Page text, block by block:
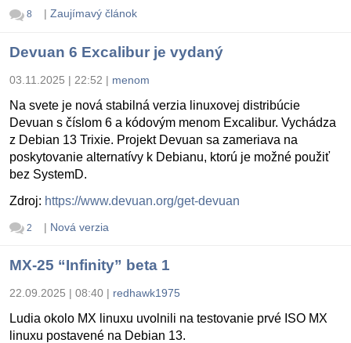
8 | Zaujímavý článok
Devuan 6 Excalibur je vydaný
03.11.2025 | 22:52 | menom
Na svete je nová stabilná verzia linuxovej distribúcie
Devuan s číslom 6 a kódovým menom Excalibur. Vychádza
z Debian 13 Trixie. Projekt Devuan sa zameriava na
poskytovanie alternatívy k Debianu, ktorú je možné použiť
bez SystemD.
Zdroj: https://www.devuan.org/get-devuan
2 | Nová verzia
MX-25 “Infinity” beta 1
22.09.2025 | 08:40 | redhawk1975
Ludia okolo MX linuxu uvolnili na testovanie prvé ISO MX
linuxu postavené na Debian 13.